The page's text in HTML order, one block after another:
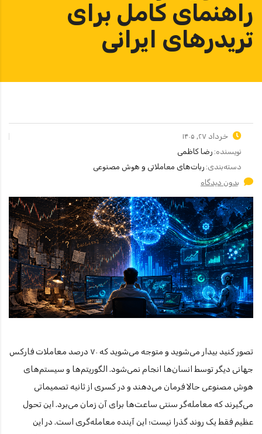
راهنمای کامل برای
تریدرهای ایرانی
خرداد ۲۷, ۱۴۰۵
نویسنده: رضا کاظمی
دسته‌بندی: ربات‌های معاملاتی و هوش مصنوعی
بدون دیدگاه
تصور کنید بیدار می‌شوید و متوجه می‌شوید که ۷۰ درصد معاملات فارکس
جهانی دیگر توسط انسان‌ها انجام نمی‌شود. الگوریتم‌ها و سیستم‌های
هوش مصنوعی حالا فرمان می‌دهند و در کسری از ثانیه تصمیماتی
می‌گیرند که معامله‌گر سنتی ساعت‌ها برای آن زمان می‌برد. این تحول
عظیم فقط یک روند گذرا نیست؛ این آینده معامله‌گری است. در این